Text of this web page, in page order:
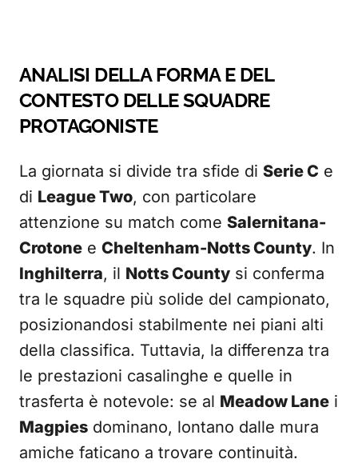
ANALISI DELLA FORMA E DEL
CONTESTO DELLE SQUADRE
PROTAGONISTE
La giornata si divide tra sfide di Serie C e
di League Two, con particolare
attenzione su match come Salernitana-
Crotone e Cheltenham-Notts County. In
Inghilterra, il Notts County si conferma
tra le squadre più solide del campionato,
posizionandosi stabilmente nei piani alti
della classifica. Tuttavia, la differenza tra
le prestazioni casalinghe e quelle in
trasferta è notevole: se al Meadow Lane i
Magpies dominano, lontano dalle mura
amiche faticano a trovare continuità.